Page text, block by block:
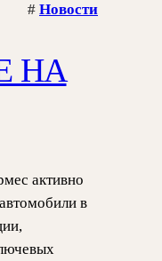
# Новости
НА
активно
в